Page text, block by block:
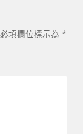
必填欄位標示為 *